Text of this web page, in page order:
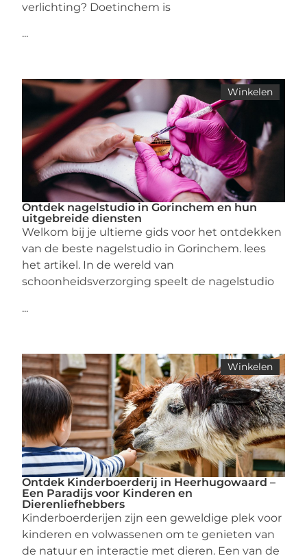
verlichting? Doetinchem is
...
Winkelen
Ontdek nagelstudio in Gorinchem en hun
uitgebreide diensten
Welkom bij je ultieme gids voor het ontdekken
van de beste nagelstudio in Gorinchem. lees
het artikel. In de wereld van
schoonheidsverzorging speelt de nagelstudio
...
Winkelen
Ontdek Kinderboerderij in Heerhugowaard –
Een Paradijs voor Kinderen en
Dierenliefhebbers
Kinderboerderijen zijn een geweldige plek voor
kinderen en volwassenen om te genieten van
de natuur en interactie met dieren. Een van de